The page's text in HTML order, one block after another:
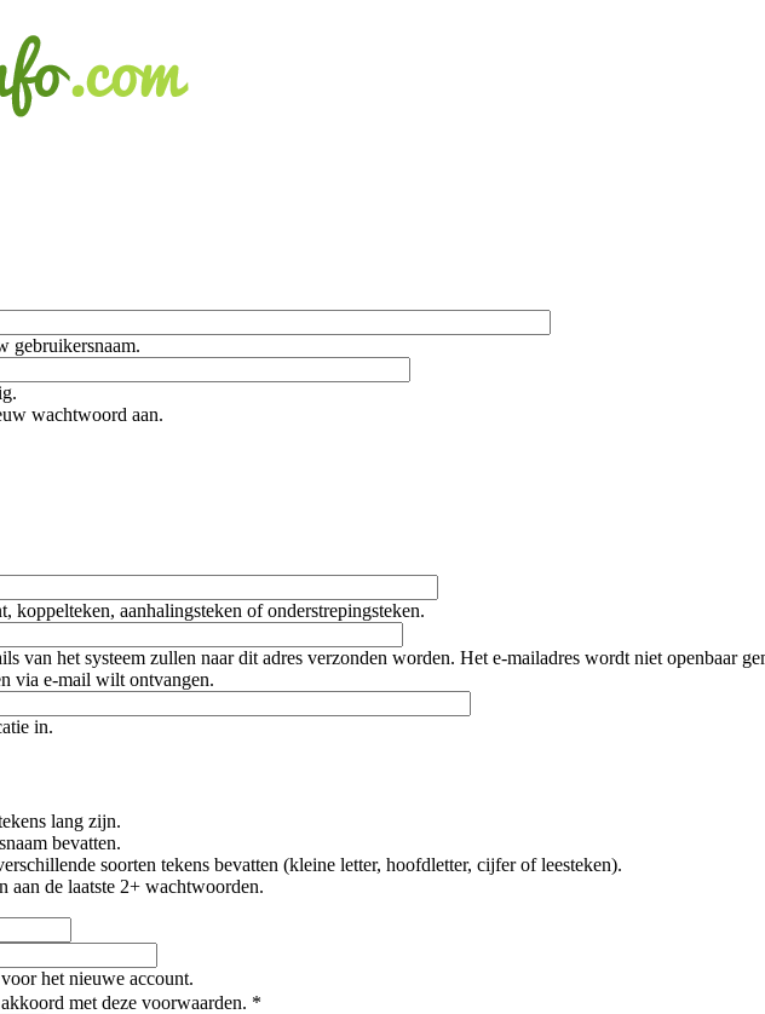
gebruikersnaam.
wachtwoord aan.
koppelteken, aanhalingsteken of onderstrepingsteken.
van het systeem zullen naar dit adres verzonden worden. Het e-mailadres wordt niet openbaar
via e-mail wilt ontvangen.
in.
lang zijn.
bevatten.
soorten tekens bevatten (kleine letter, hoofdletter, cijfer of leesteken).
de laatste 2+ wachtwoorden.
het nieuwe account.
met deze voorwaarden. *